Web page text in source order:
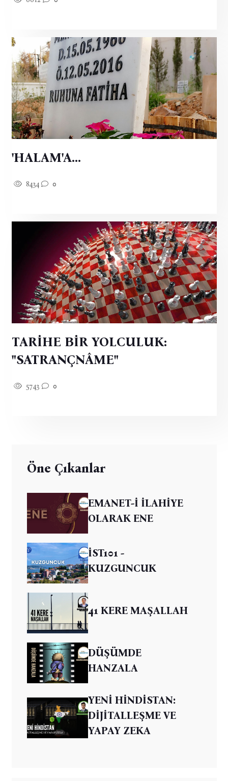
'HALAM'A...
8434 0
TARİHE BİR YOLCULUK:
"SATRANÇNÂME"
5743 0
Öne Çıkanlar
EMANET-İ İLAHİYE
OLARAK ENE
İST101 -
KUZGUNCUK
41 KERE MAŞALLAH
DÜŞÜMDE
HANZALA
YENİ HİNDİSTAN:
DİJİTALLEŞME VE
YAPAY ZEKA